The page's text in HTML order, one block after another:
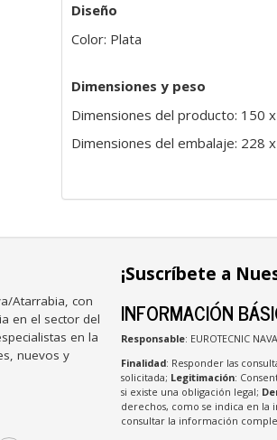
Diseño
Color: Plata
Dimensiones y peso
Dimensiones del producto: 150
Dimensiones del embalaje: 228
Atarrabia, con
en el sector del
en la
nuevos y
¡Suscríbete a
INFORMACIÓN
Responsable: EUROTECNIC
Finalidad: Responder las
solicitada; Legitimación:
si existe una obligación legal;
derechos, como se indica en la
consultar la información